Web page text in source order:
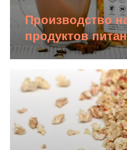
Производство
продуктов